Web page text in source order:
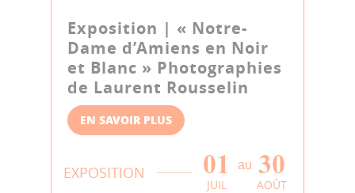
Exposition | « Notre-
Dame d’Amiens en Noir
et Blanc » Photographies
de Laurent Rousselin
EN SAVOIR PLUS
EXPOSITION 01
JUIL
au 30
AOÛT